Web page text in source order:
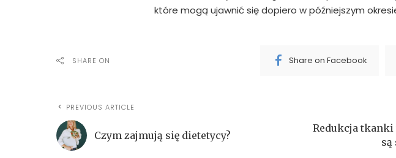
które mogą ujawnić się dopiero w późniejszym
SHARE ON Share on Facebook
PREVIOUS ARTICLE
Czym zajmują się dietetycy?
Redukcja tkanki
są